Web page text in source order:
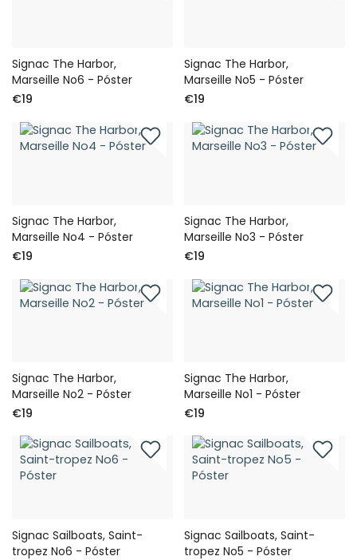
Signac The Harbor,
Marseille No6 - Póster
€19
Signac The Harbor,
Marseille No5 - Póster
€19
Signac The Harbor,
Marseille No4 - Póster
€19
Signac The Harbor,
Marseille No3 - Póster
€19
Signac The Harbor,
Marseille No2 - Póster
€19
Signac The Harbor,
Marseille No1 - Póster
€19
Signac Sailboats, Saint-
tropez No6 - Póster
Signac Sailboats, Saint-
tropez No5 - Póster